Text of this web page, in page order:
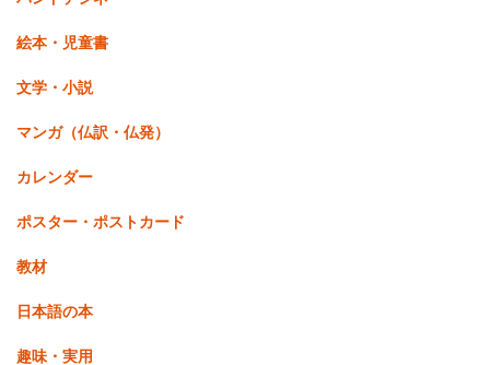
絵本・児童書
文学・小説
マンガ（仏訳・仏発）
カレンダー
ポスター・ポストカード
教材
日本語の本
趣味・実用